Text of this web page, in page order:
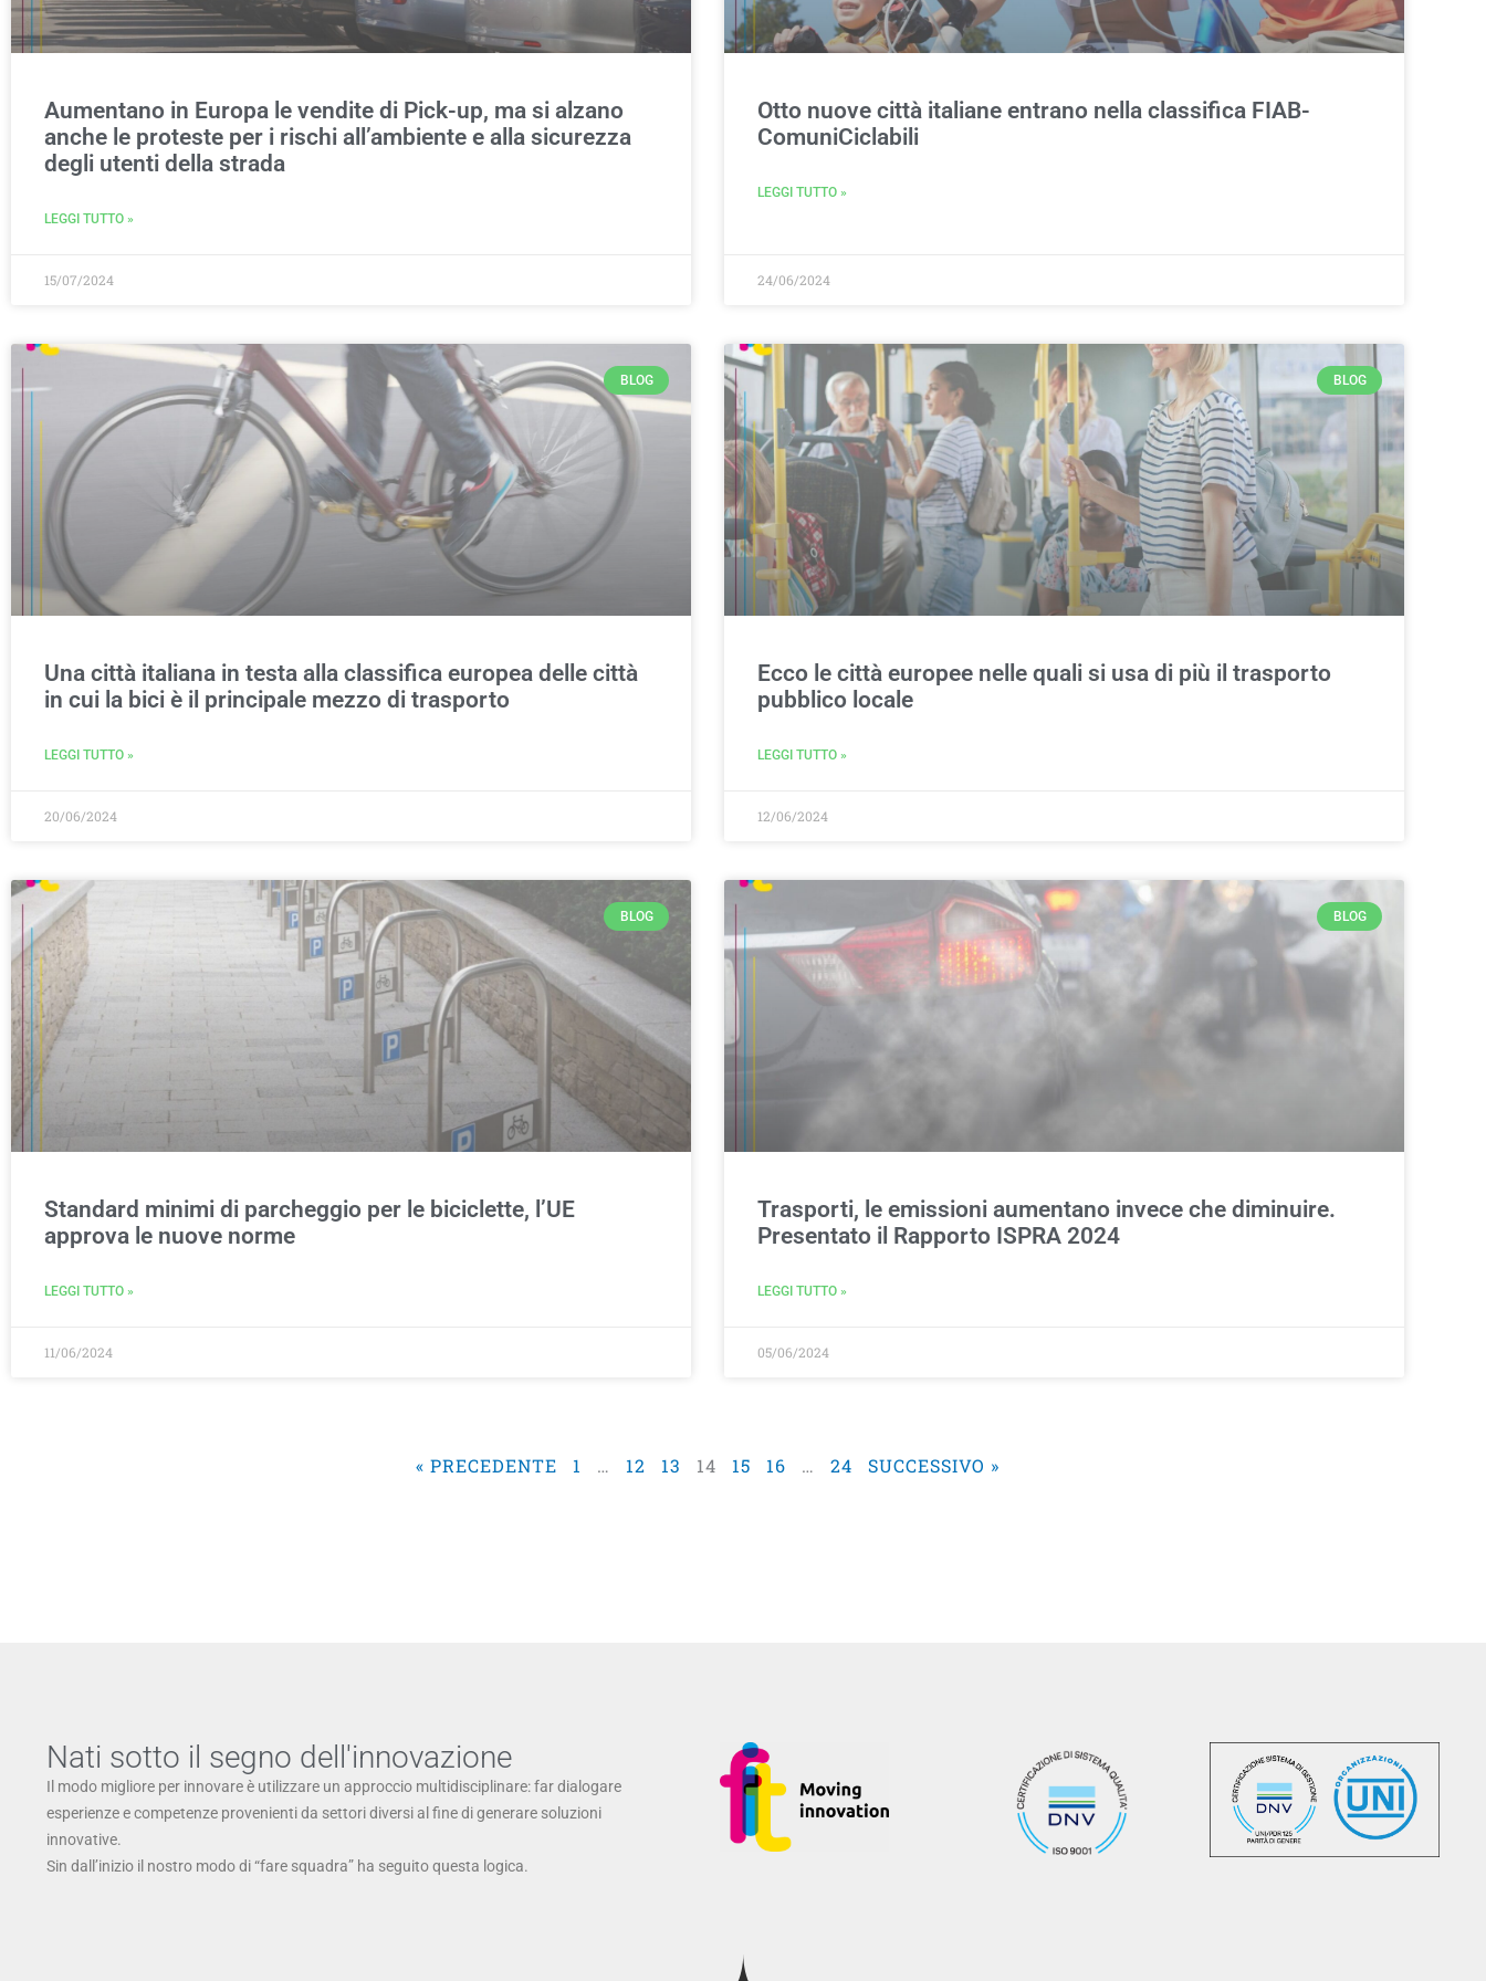
Aumentano in Europa le vendite di Pick-up, ma si alzano
anche le proteste per i rischi all’ambiente e alla sicurezza
degli utenti della strada
LEGGI TUTTO »
15/07/2024
Otto nuove città italiane entrano nella classifica FIAB-
ComuniCiclabili
LEGGI TUTTO »
24/06/2024
BLOG
Una città italiana in testa alla classifica europea delle città
in cui la bici è il principale mezzo di trasporto
LEGGI TUTTO »
20/06/2024
BLOG
Ecco le città europee nelle quali si usa di più il trasporto
pubblico locale
LEGGI TUTTO »
12/06/2024
BLOG
Standard minimi di parcheggio per le biciclette, l’UE
approva le nuove norme
LEGGI TUTTO »
11/06/2024
BLOG
Trasporti, le emissioni aumentano invece che diminuire.
Presentato il Rapporto ISPRA 2024
LEGGI TUTTO »
05/06/2024
« PRECEDENTE 1 … 12 13 14 15 16 … 24 SUCCESSIVO »
Nati sotto il segno dell'innovazione
Il modo migliore per innovare è utilizzare un approccio multidisciplinare: far dialogare
esperienze e competenze provenienti da settori diversi al fine di generare soluzioni
innovative.
Sin dall’inizio il nostro modo di “fare squadra” ha seguito questa logica.